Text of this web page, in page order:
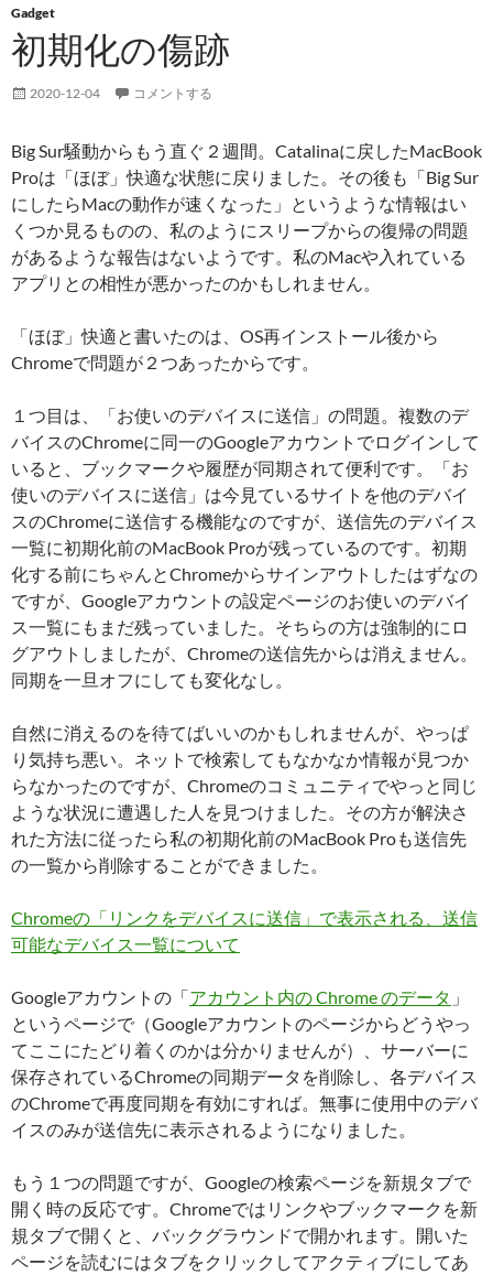
Gadget
初期化の傷跡
2020-12-04 コメントする
Big Sur騒動からもう直ぐ２週間。Catalinaに戻したMacBook
Proは「ほぼ」快適な状態に戻りました。その後も「Big Sur
にしたらMacの動作が速くなった」というような情報はい
くつか見るものの、私のようにスリープからの復帰の問題
があるような報告はないようです。私のMacや入れている
アプリとの相性が悪かったのかもしれません。
「ほぼ」快適と書いたのは、OS再インストール後から
Chromeで問題が２つあったからです。
１つ目は、「お使いのデバイスに送信」の問題。複数のデ
バイスのChromeに同一のGoogleアカウントでログインして
いると、ブックマークや履歴が同期されて便利です。「お
使いのデバイスに送信」は今見ているサイトを他のデバイ
スのChromeに送信する機能なのですが、送信先のデバイス
一覧に初期化前のMacBook Proが残っているのです。初期
化する前にちゃんとChromeからサインアウトしたはずなの
ですが、Googleアカウントの設定ページのお使いのデバイ
ス一覧にもまだ残っていました。そちらの方は強制的にロ
グアウトしましたが、Chromeの送信先からは消えません。
同期を一旦オフにしても変化なし。
自然に消えるのを待てばいいのかもしれませんが、やっぱ
り気持ち悪い。ネットで検索してもなかなか情報が見つか
らなかったのですが、Chromeのコミュニティでやっと同じ
ような状況に遭遇した人を見つけました。その方が解決さ
れた方法に従ったら私の初期化前のMacBook Proも送信先
の一覧から削除することができました。
Chromeの「リンクをデバイスに送信」で表示される、送信
可能なデバイス一覧について
Googleアカウントの「アカウント内の Chrome のデータ 」
というページで（Googleアカウントのページからどうやっ
てここにたどり着くのかは分かりませんが）、サーバーに
保存されているChromeの同期データを削除し、各デバイス
のChromeで再度同期を有効にすれば。無事に使用中のデバ
イスのみが送信先に表示されるようになりました。
もう１つの問題ですが、Googleの検索ページを新規タブで
開く時の反応です。Chromeではリンクやブックマークを新
規タブで開くと、バックグラウンドで開かれます。開いた
ページを読むにはタブをクリックしてアクティブにしてあ